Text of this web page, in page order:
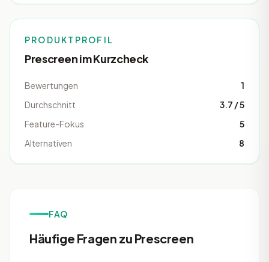
PRODUKTPROFIL
Prescreen im Kurzcheck
Bewertungen
1
Durchschnitt
3.7 / 5
Feature-Fokus
5
Alternativen
8
FAQ
Häufige Fragen zu Prescreen